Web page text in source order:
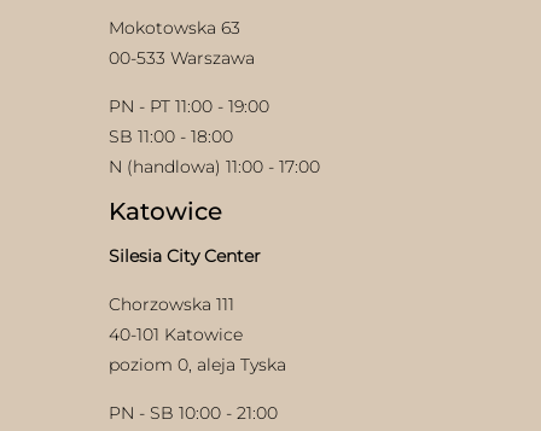
Mokotowska 63
00-533 Warszawa
PN - PT 11:00 - 19:00
SB 11:00 - 18:00
N (handlowa) 11:00 - 17:00
Katowice
Silesia City Center
Chorzowska 111
40-101 Katowice
poziom 0, aleja Tyska
PN - SB 10:00 - 21:00